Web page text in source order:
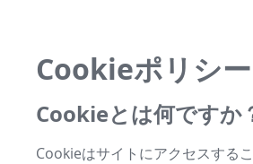
Cookieポリシー
Cookieとは何ですか
Cookieはサイトにアクセスする